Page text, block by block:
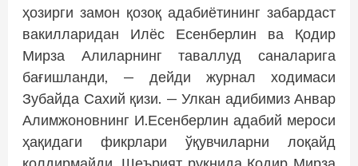
ҳозирги замон қозоқ адабиётининг забардаст
вакилларидан Илёс Есенберлин ва Қодир
Мирза Алиларнинг таваллуд саналарига
бағишланди, — дейди журнал ходимаси
Зубайда Сахий қизи. — Улкан адибимиз Анвар
Алимжоновнинг И.Есенберлин адабий мероси
ҳақидаги фикрлари ўқувчиларни лоқайд